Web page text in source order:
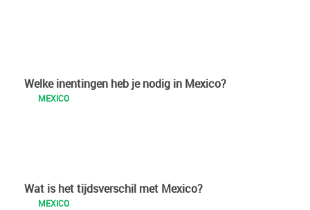
Welke inentingen heb je nodig in Mexico?
MEXICO
Wat is het tijdsverschil met Mexico?
MEXICO